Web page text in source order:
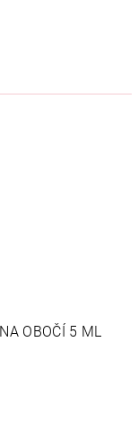
OBOČÍ 5 ML